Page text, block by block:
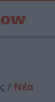
/ Νέα